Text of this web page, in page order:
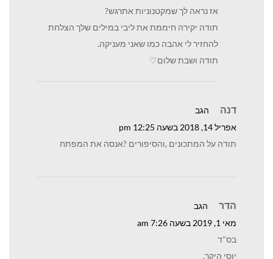
אז נראה לך שמקטנוניות אתרגש?
תודה יקירה חיממת את ליבי במילים שלך הצלחת
להחזיר לי אהבה כמו שאני מעניקה.
תודה ושבת שלום♡
דנה
הגב
אפריל 14, 2018 בשעה 12:25 pm
תודה על המתכונים ,והסיפורים ?אנסה את המפתח
הדר
הגב
מאי 1, 2019 בשעה 7:26 am
בס"ד
יוסי היקר,